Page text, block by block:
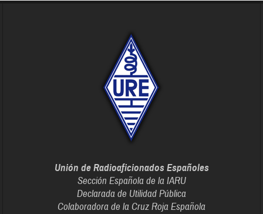
Unión de Radioaficionados Españoles
Sección Española de la IARU
Declarada de Utilidad Pública
Colaboradora de la Cruz Roja Española